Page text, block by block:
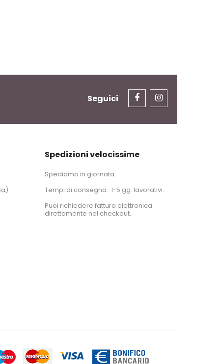
Seguici
Spedizioni velocissime
Spediamo in giornata.
Tempi di consegna : 1-5 gg. lavorativi.
Puoi richiedere fattura elettronica
direttamente nel checkout.